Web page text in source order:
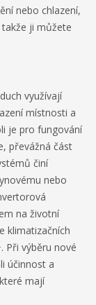
nebo chlazení,
ji můžete
využívají
místnosti a
je pro fungování
převážná část
činí
nebo
na životní
klimatizačních
Při výběru nové
účinnost a
mají